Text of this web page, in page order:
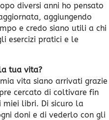
diversi anni ho pensato
aggiungendo
e credo siano utili a chi
esercizi pratici e le
tua vita?
vita siano arrivati grazie
cercato di coltivare fin
miei libri. Di sicuro la
doni e di vederlo con gli